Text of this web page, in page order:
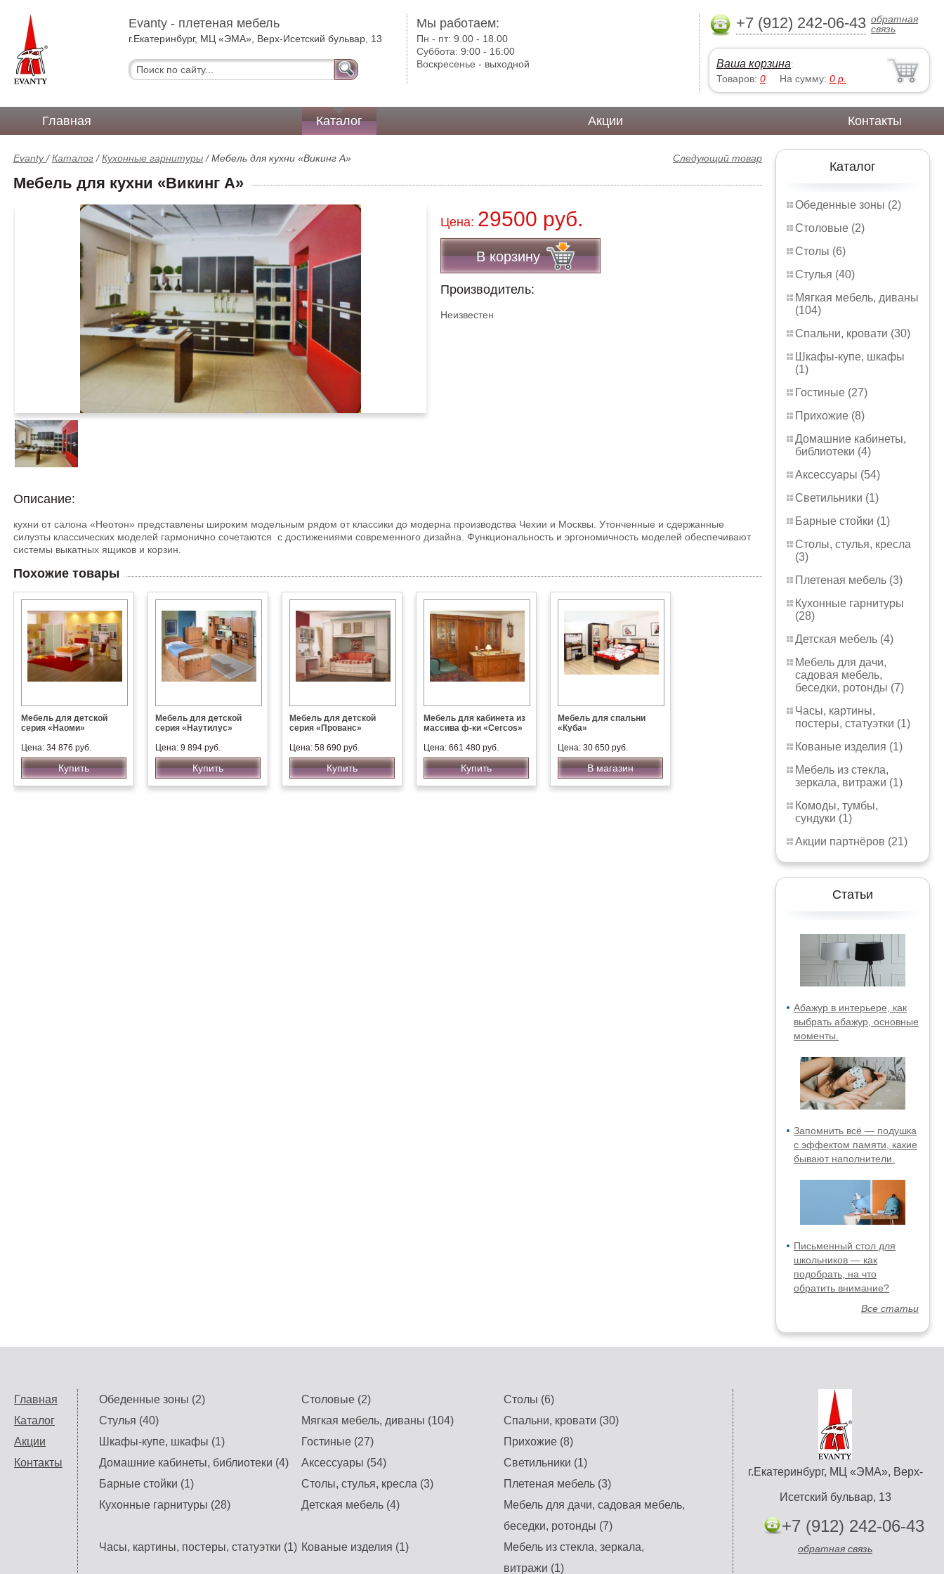
Evanty - плетеная мебель
г.Екатеринбург, МЦ «ЭМА», Верх-Исетский бульвар, 13
Мы работаем:
Пн - пт:9.00 - 18.00
Суббота:9:00 - 16:00
Воскресенье - выходной
+7 (912) 242-06-43 обратная
связь
Ваша корзина:
Товаров: 0 На сумму: 0 р.
Главная Каталог Акции Контакты
Каталог
Обеденные зоны (2)
Столовые (2)
Столы (6)
Стулья (40)
Мягкая мебель, диваны
(104)
Спальни, кровати (30)
Шкафы-купе, шкафы
(1)
Гостиные (27)
Прихожие (8)
Домашние кабинеты,
библиотеки (4)
Аксессуары (54)
Светильники (1)
Барные стойки (1)
Столы, стулья, кресла
(3)
Плетеная мебель (3)
Кухонные гарнитуры
(28)
Детская мебель (4)
Мебель для дачи,
садовая мебель,
беседки, ротонды (7)
Часы, картины,
постеры, статуэтки (1)
Кованые изделия (1)
Мебель из стекла,
зеркала, витражи (1)
Комоды, тумбы,
сундуки (1)
Акции партнёров (21)
Статьи
Абажур в интерьере, как
выбрать абажур, основные
моменты.
Запомнить всё — подушка
с эффектом памяти, какие
бывают наполнители.
Письменный стол для
школьников — как
подобрать, на что
обратить внимание?
Все статьи
Следующий товар
Evanty/Каталог /Кухонные гарнитуры /Мебель для кухни «Викинг А»
Мебель для кухни «Викинг А»
Цена: 29500 руб.
В корзину
Производитель:
Неизвестен
Описание:
кухни от салона «Неотон» представлены широким модельным рядом от классики до модерна производства Чехии и Москвы. Утонченные и сдержанные
силуэты классических моделей гармонично сочетаются с достижениями современного дизайна. Функциональность и эргономичность моделей обеспечивают
системы выкатных ящиков и корзин.
Похожие товары
Мебель для детской
серия «Наоми»
Цена: 34 876 руб.
Купить
Мебель для детской
серия «Наутилус»
Цена: 9 894 руб.
Купить
Мебель для детской
серия «Прованс»
Цена: 58 690 руб.
Купить
Мебель для кабинета из
массива ф-ки «Cercos»
Цена: 661 480 руб.
Купить
Мебель для спальни
«Куба»
Цена: 30 650 руб.
В магазин
Главная
Каталог
Акции
Контакты
г.Екатеринбург, МЦ «ЭМА», Верх-
Исетский бульвар, 13
+7 (912) 242-06-43
обратная связь
Обеденные зоны (2) Столовые (2)
Столы (6)
Стулья (40)
Мягкая мебель, диваны (104)
Спальни, кровати (30)
Шкафы-купе, шкафы (1)
Гостиные (27)
Прихожие (8)
Домашние кабинеты, библиотеки (4)
Аксессуары (54)
Светильники (1)
Барные стойки (1)
Столы, стулья, кресла (3)
Плетеная мебель (3)
Кухонные гарнитуры (28)
Детская мебель (4)
Мебель для дачи, садовая мебель,
беседки, ротонды (7)
Часы, картины, постеры, статуэтки (1) Кованые изделия (1)
Мебель из стекла, зеркала,
витражи (1)